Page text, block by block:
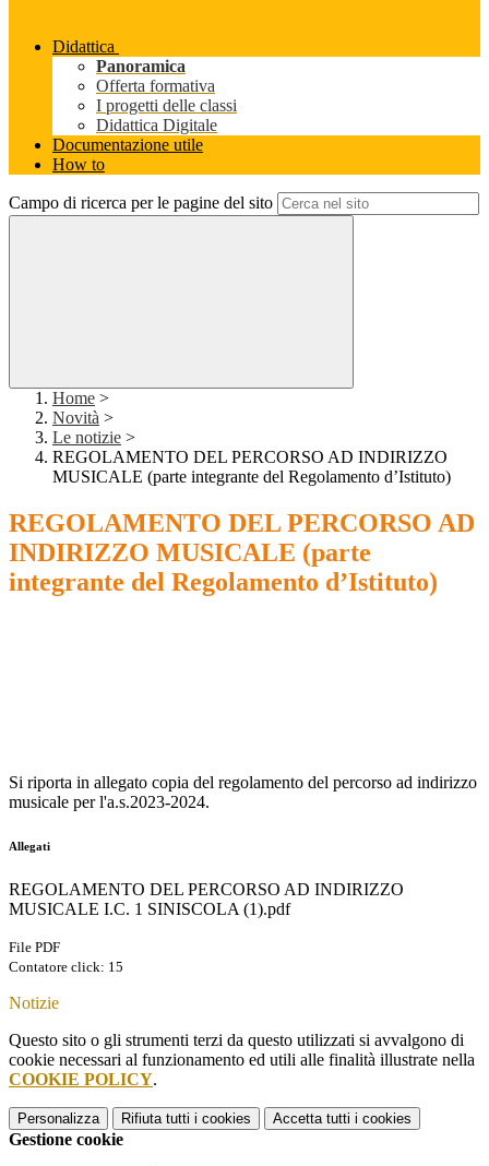
Didattica
Panoramica
Offerta formativa
I progetti delle classi
Didattica Digitale
Documentazione utile
How to
Campo di ricerca per le pagine del sito
Home >
Novità >
Le notizie >
REGOLAMENTO DEL PERCORSO AD INDIRIZZO
MUSICALE (parte integrante del Regolamento d’Istituto)
REGOLAMENTO DEL PERCORSO AD
INDIRIZZO MUSICALE (parte
integrante del Regolamento d’Istituto)
Si riporta in allegato copia del regolamento del percorso ad indirizzo
musicale per l'a.s.2023-2024.
Allegati
REGOLAMENTO DEL PERCORSO AD INDIRIZZO
MUSICALE I.C. 1 SINISCOLA (1).pdf
File PDF
Contatore click: 15
Notizie
Questo sito o gli strumenti terzi da questo utilizzati si avvalgono di
cookie necessari al funzionamento ed utili alle finalità illustrate nella
COOKIE POLICY.
Personalizza Rifiuta tutti i cookies Accetta tutti i cookies
Gestione cookie